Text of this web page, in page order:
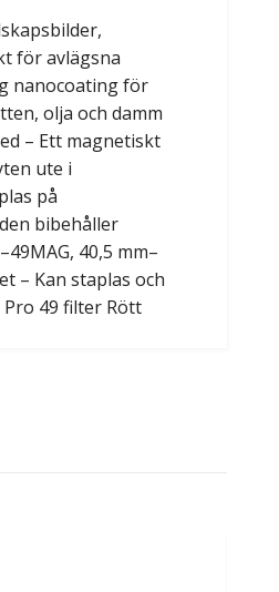
för avlägsna
nanocoating för
olja och damm
– Ett magnetiskt
ute i
på
bibehåller
40,5 mm–
– Kan staplas och
49 filter Rött